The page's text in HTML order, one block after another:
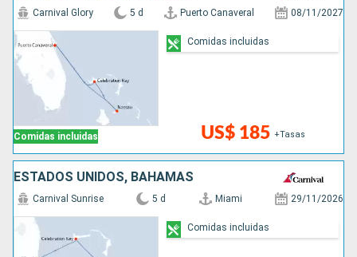
Comidas incluidas
Carnival Glory 5 d Puerto Canaveral 08/11/2027
US$ 185 +Tasas
Comidas incluidas
ESTADOS UNIDOS, BAHAMAS
Carnival Sunrise 5 d Miami 29/11/2026
Comidas incluidas